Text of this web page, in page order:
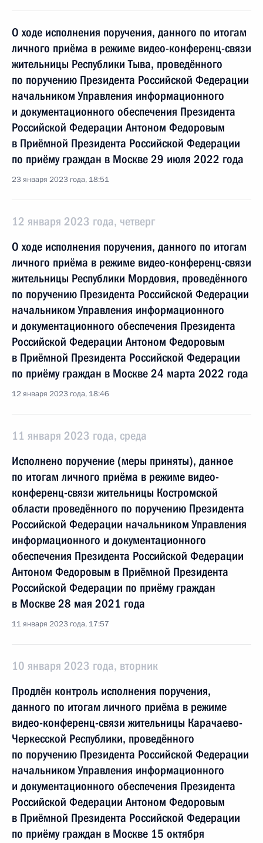
О ходе исполнения поручения, данного по итогам
личного приёма в режиме видео-конференц-связи
жительницы Республики Тыва, проведённого
по поручению Президента Российской Федерации
начальником Управления информационного
и документационного обеспечения Президента
Российской Федерации Антоном Федоровым
в Приёмной Президента Российской Федерации
по приёму граждан в Москве 29 июля 2022 года
23 января 2023 года, 18:51
12 января 2023 года, четверг
О ходе исполнения поручения, данного по итогам
личного приёма в режиме видео-конференц-связи
жительницы Республики Мордовия, проведённого
по поручению Президента Российской Федерации
начальником Управления информационного
и документационного обеспечения Президента
Российской Федерации Антоном Федоровым
в Приёмной Президента Российской Федерации
по приёму граждан в Москве 24 марта 2022 года
12 января 2023 года, 18:46
11 января 2023 года, среда
Исполнено поручение (меры приняты), данное
по итогам личного приёма в режиме видео-
конференц-связи жительницы Костромской
области проведённого по поручению Президента
Российской Федерации начальником Управления
информационного и документационного
обеспечения Президента Российской Федерации
Антоном Федоровым в Приёмной Президента
Российской Федерации по приёму граждан
в Москве 28 мая 2021 года
11 января 2023 года, 17:57
10 января 2023 года, вторник
Продлён контроль исполнения поручения,
данного по итогам личного приёма в режиме
видео-конференц-связи жительницы Карачаево-
Черкесской Республики, проведённого
по поручению Президента Российской Федерации
начальником Управления информационного
и документационного обеспечения Президента
Российской Федерации Антоном Федоровым
в Приёмной Президента Российской Федерации
по приёму граждан в Москве 15 октября